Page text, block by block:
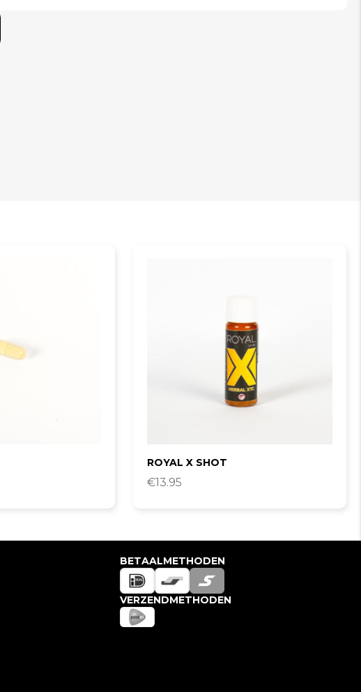
ROYAL X SHOT
€13.95
BETAALMETHODEN
VERZENDMETHODEN